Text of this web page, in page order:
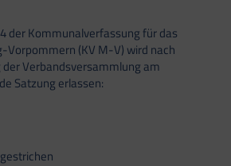
der Kommunalverfassung für das
Vorpommern (KV M-V) wird nach
Verbandsversammlung am
Satzung erlassen: